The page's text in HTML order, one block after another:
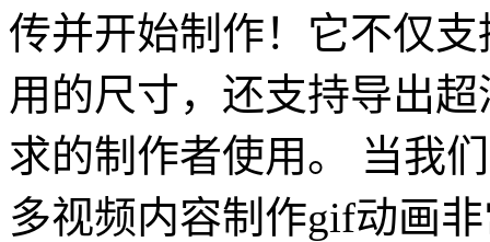
传并开始制作！它不仅
用的尺寸，还支持导出
求的制作者使用。 当我
多视频内容制作gif动画